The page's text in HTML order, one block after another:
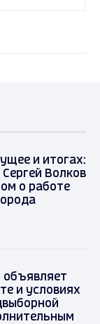
и итогах:
Волков
о работе
объявляет
и условиях